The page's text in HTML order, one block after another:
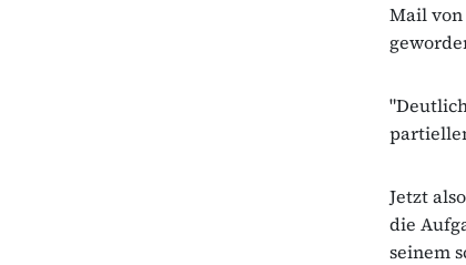
Mail von
Jetzt
die
seinem